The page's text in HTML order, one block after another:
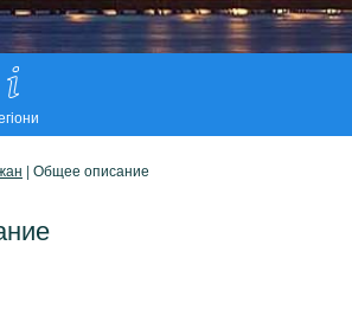
| Общее описание